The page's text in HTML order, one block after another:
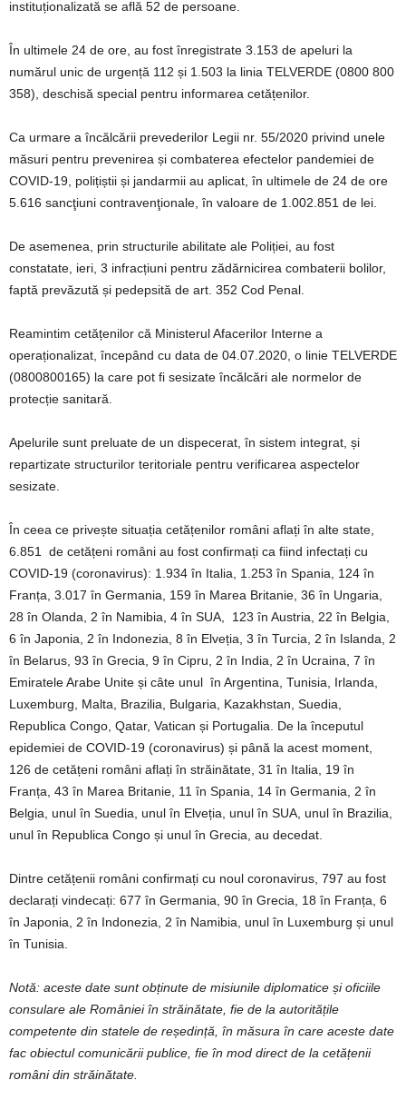
instituționalizată se află 52 de persoane.
În ultimele 24 de ore, au fost înregistrate 3.153 de apeluri la
numărul unic de urgență 112 și 1.503 la linia TELVERDE (0800 800
358), deschisă special pentru informarea cetățenilor.
Ca urmare a încălcării prevederilor Legii nr. 55/2020 privind unele
măsuri pentru prevenirea și combaterea efectelor pandemiei de
COVID-19, polițiștii și jandarmii au aplicat, în ultimele de 24 de ore
5.616 sancţiuni contravenţionale, în valoare de 1.002.851 de lei.
De asemenea, prin structurile abilitate ale Poliției, au fost
constatate, ieri, 3 infracțiuni pentru zădărnicirea combaterii bolilor,
faptă prevăzută și pedepsită de art. 352 Cod Penal.
Reamintim cetățenilor că Ministerul Afacerilor Interne a
operaționalizat, începând cu data de 04.07.2020, o linie TELVERDE
(0800800165) la care pot fi sesizate încălcări ale normelor de
protecție sanitară.
Apelurile sunt preluate de un dispecerat, în sistem integrat, și
repartizate structurilor teritoriale pentru verificarea aspectelor
sesizate.
În ceea ce privește situația cetățenilor români aflați în alte state,
6.851 de cetățeni români au fost confirmați ca fiind infectați cu
COVID-19 (coronavirus): 1.934 în Italia, 1.253 în Spania, 124 în
Franța, 3.017 în Germania, 159 în Marea Britanie, 36 în Ungaria,
28 în Olanda, 2 în Namibia, 4 în SUA, 123 în Austria, 22 în Belgia,
6 în Japonia, 2 în Indonezia, 8 în Elveția, 3 în Turcia, 2 în Islanda, 2
în Belarus, 93 în Grecia, 9 în Cipru, 2 în India, 2 în Ucraina, 7 în
Emiratele Arabe Unite și câte unul în Argentina, Tunisia, Irlanda,
Luxemburg, Malta, Brazilia, Bulgaria, Kazakhstan, Suedia,
Republica Congo, Qatar, Vatican și Portugalia. De la începutul
epidemiei de COVID-19 (coronavirus) și până la acest moment,
126 de cetățeni români aflați în străinătate, 31 în Italia, 19 în
Franța, 43 în Marea Britanie, 11 în Spania, 14 în Germania, 2 în
Belgia, unul în Suedia, unul în Elveția, unul în SUA, unul în Brazilia,
unul în Republica Congo și unul în Grecia, au decedat.
Dintre cetățenii români confirmați cu noul coronavirus, 797 au fost
declarați vindecați: 677 în Germania, 90 în Grecia, 18 în Franța, 6
în Japonia, 2 în Indonezia, 2 în Namibia, unul în Luxemburg și unul
în Tunisia.
Notă: aceste date sunt obținute de misiunile diplomatice și oficiile
consulare ale României în străinătate, fie de la autoritățile
competente din statele de reședință, în măsura în care aceste date
fac obiectul comunicării publice, fie în mod direct de la cetățenii
români din străinătate.